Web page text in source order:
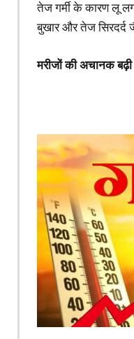
तेज गर्मी के कारण लू
बुखार और तेज सिरदर्द
मरीजों की अचानक